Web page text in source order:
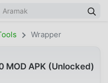
Wrapper
MOD APK (Unlocked)